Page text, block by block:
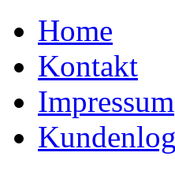
Home
Kontakt
Impressum